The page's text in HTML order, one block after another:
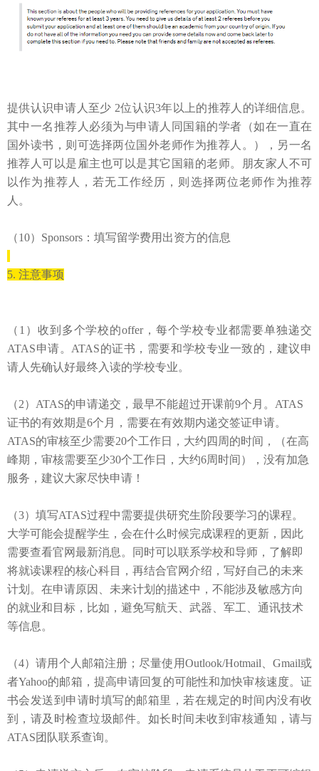
提供认识申请人至少 2位认识3年以上的推荐人的详细信息。
其中一名推荐人必须为与申请人同国籍的学者（如在一直在
国外读书，则可选择两位国外老师作为推荐人。），另一名
推荐人可以是雇主也可以是其它国籍的老师。朋友家人不可
以作为推荐人，若无工作经历，则选择两位老师作为推荐
人。
（10）Sponsors：填写留学费用出资方的信息
5. 注意事项
（1） 收到多个学校的offer，每个学校专业都需要单独递交
ATAS申请。ATAS的证书，需要和学校专业一致的，建议申
请人先确认好最终入读的学校专业。
（2）ATAS的申请递交，最早不能超过开课前9个月。ATAS
证书的有效期是6个月，需要在有效期内递交签证申请。
ATAS的审核至少需要20个工作日，大约四周的时间，（在高
峰期，审核需要至少30个工作日
，大约6周时间），没有加急
服务，建议大家尽快申请！
（3）填写ATAS过程中需要提供研究生阶段要学习的课程。
大学可能会提醒学生，会在什么时候完成课程的更新，因此
需要查看官网最新消息。同时可以联系学校和导师，了解即
将就读课程的核心科目，再结合官网介绍，写好自己的未来
计划。在申请原因、未来计划的描述中，不能涉及敏感方向
的就业和目标，比如，避免写航天、武器、军工、通讯技术
等信息。
（4）请用个人邮箱注册；尽量使用Outlook/Hotmail、Gmail或
者Yahoo的邮箱，提高申请回复的可能性和加快审核速度。证
书会发送到申请时填写的邮箱里，若在规定的时间内没有收
到，请及时检查垃圾邮件。如长时间未收到审核通知，请与
ATAS团队联系查询。